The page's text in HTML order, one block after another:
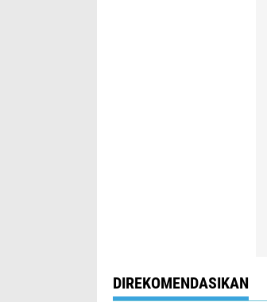
DIREKOMENDASIKAN